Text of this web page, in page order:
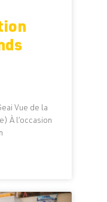
Vue de la
À l’occasion